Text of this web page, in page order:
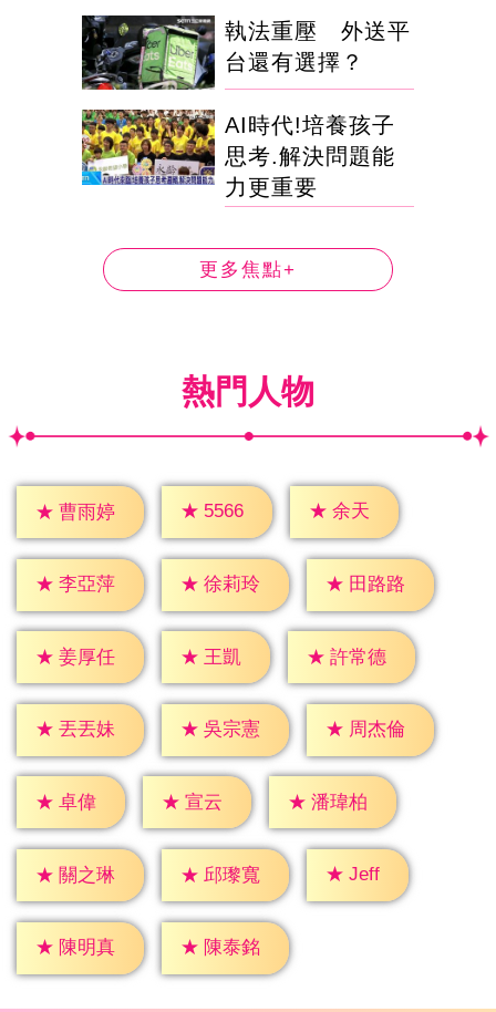
執法重壓 外送平
台還有選擇？
AI時代!培養孩子
思考.解決問題能
力更重要
更多焦點+
熱門人物
★ 曹雨婷 ★ 5566 ★ 余天
★ 李亞萍 ★ 徐莉玲 ★ 田路路
★ 姜厚任 ★ 王凱 ★ 許常德
★ 丟丟妹 ★ 吳宗憲 ★ 周杰倫
★ 卓偉 ★ 宣云 ★ 潘瑋柏
★ 關之琳 ★ 邱瓈寬 ★ Jeff
★ 陳明真 ★ 陳泰銘